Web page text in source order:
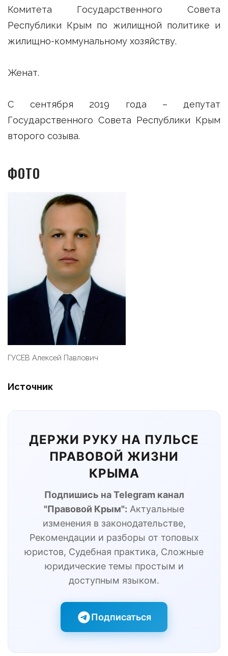
Комитета Государственного Совета
Республики Крым по жилищной политике и
жилищно-коммунальному хозяйству.
Женат.
С сентября 2019 года – депутат
Государственного Совета Республики Крым
второго созыва.
ФОТО
ГУСЕВ Алексей Павлович
Источник
ДЕРЖИ РУКУ НА ПУЛЬСЕ
ПРАВОВОЙ ЖИЗНИ
КРЫМА
Подпишись на Telegram канал
"Правовой Крым": Актуальные
изменения в законодательстве,
Рекомендации и разборы от топовых
юристов, Судебная практика, Сложные
юридические темы простым и
доступным языком.
Подписаться